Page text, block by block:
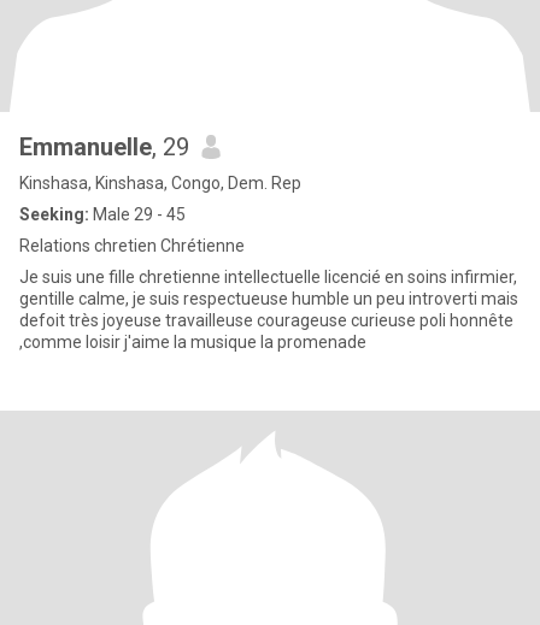
Emmanuelle, 29
Kinshasa, Kinshasa, Congo, Dem. Rep
Seeking: Male 29 - 45
Relations chretien Chrétienne
Je suis une fille chretienne intellectuelle licencié en soins infirmier,
gentille calme, je suis respectueuse humble un peu introverti mais
defoit très joyeuse travailleuse courageuse curieuse poli honnête
,comme loisir j'aime la musique la promenade